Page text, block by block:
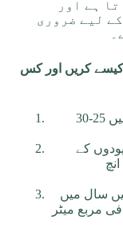
ہے اور
لیے ضروری
کیسے کریں اور کس
پودے لگاتے وقت، مٹی میں 25-30
کے
اردگرد مٹی کی سطح پر تقریباً 1-2 انچ
سال میں
فی مربع میٹر